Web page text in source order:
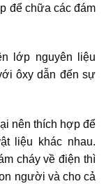
để chữa các đám
lớp nguyên liệu
ôxy dẫn đến sự
nên thích hợp để
liệu khác nhau.
cháy về điện thì
người và cho cả